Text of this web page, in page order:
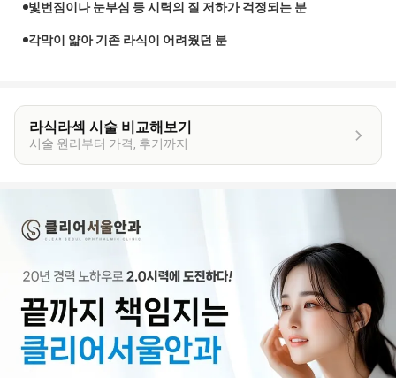
빛번짐이나 눈부심 등 시력의 질 저하가 걱정되는 분
각막이 얇아 기존 라식이 어려웠던 분
라식라섹 시술 비교해보기
시술 원리부터 가격, 후기까지
벤
정